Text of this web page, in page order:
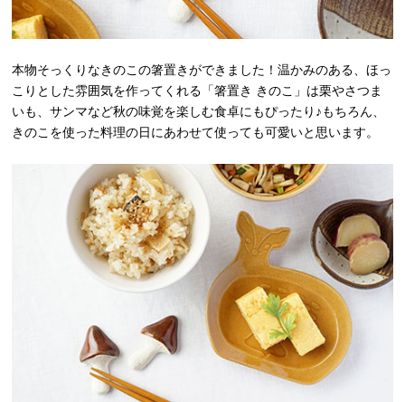
本物そっくりなきのこの箸置きができました！温かみのある、ほっ
こりとした雰囲気を作ってくれる「箸置き きのこ」は栗やさつま
いも、サンマなど秋の味覚を楽しむ食卓にもぴったり♪もちろん、
きのこを使った料理の日にあわせて使っても可愛いと思います。